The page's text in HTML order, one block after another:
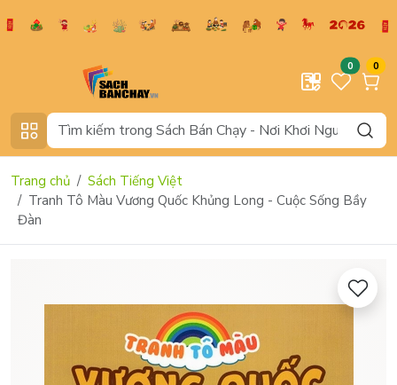
0 0
Trang chủ
Sách Tiếng Việt
Tranh Tô Màu Vương Quốc Khủng Long - Cuộc Sống Bầy
Đàn